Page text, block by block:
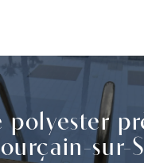
polyester
sur-